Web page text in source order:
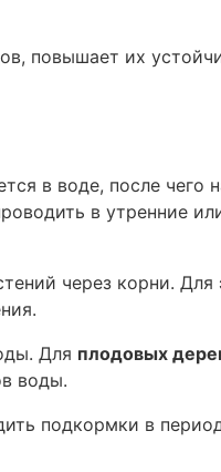
повышает их
в воде, после чего
в утренние
через корни. Для
Для плодовых
воды.
подкормки в